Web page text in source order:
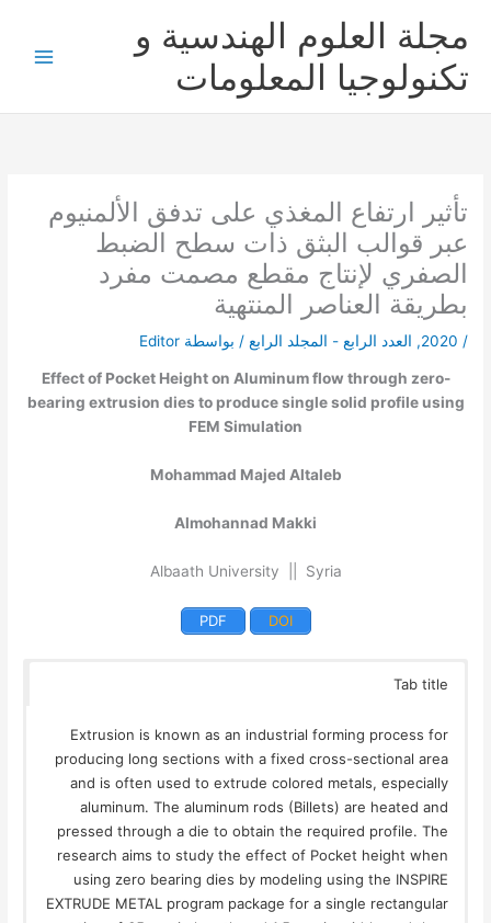
مجلة العلوم الهندسية و
تكنولوجيا المعلومات
تأثير ارتفاع المغذي على تدفق الألمنيوم
عبر قوالب البثق ذات سطح الضبط
الصفري لإنتاج مقطع مصمت مفرد
بطريقة العناصر المنتهية
/
2020
, العدد الرابع - المجلد الرابع / بواسطة Editor
Effect of Pocket Height on Aluminum flow through zero-
bearing extrusion dies to produce single solid profile using
FEM Simulation
Mohammad Majed Altaleb
Almohannad Makki
Albaath University || Syria
DOI
PDF
Tab title
Extrusion is known as an industrial forming process for
producing long sections with a fixed cross-sectional area
and is often used to extrude colored metals, especially
aluminum. The aluminum rods (Billets) are heated and
pressed through a die to obtain the required profile. The
research aims to study the effect of Pocket height when
using zero bearing dies by modeling using the INSPIRE
EXTRUDE METAL program package for a single rectangular